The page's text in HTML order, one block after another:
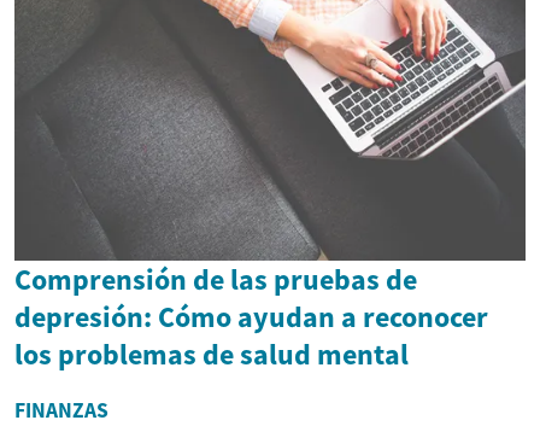
Comprensión de las pruebas de
depresión: Cómo ayudan a reconocer
los problemas de salud mental
FINANZAS